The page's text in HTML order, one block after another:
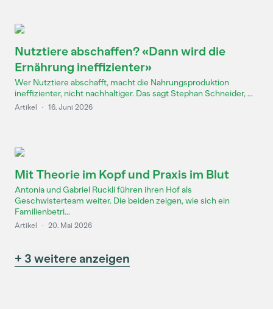
Nutztiere abschaffen? «Dann wird die
Ernährung ineffizienter»
Wer Nutztiere abschafft, macht die Nahrungsproduktion
ineffizienter, nicht nachhaltiger. Das sagt Stephan Schneider, ...
Artikel · 16. Juni 2026
Mit Theorie im Kopf und Praxis im Blut
Antonia und Gabriel Ruckli führen ihren Hof als
Geschwisterteam weiter. Die beiden zeigen, wie sich ein
Familienbetri...
Artikel · 20. Mai 2026
+ 3 weitere anzeigen